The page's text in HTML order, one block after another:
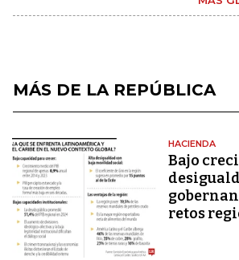
MÁS DE LA REPÚBLICA
HACIENDA
Bajo
retos